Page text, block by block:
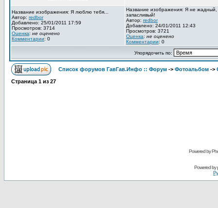
Название изображения: Я люблю тебя...
Автор: redbor
Добавлено: 25/01/2011 17:59
Просмотров: 3714
Оценка: не оценено
Комментарии: 0
Название изображения: Я не жадный,
запасливый!
Автор: redbor
Добавлено: 24/01/2011 12:43
Просмотров: 3721
Оценка: не оценено
Комментарии: 0
Упорядочить по:
Список форумов ГавГав.Инфо :: Форум -> Фотоальбом ->
Страница 1 из 27
Powered by
Powered by